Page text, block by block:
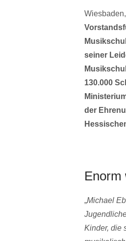
seiner
130.000
der
Enorm
„Michael
Kinder, die